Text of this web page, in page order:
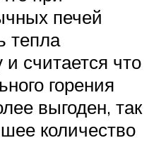
печей
тепла
считается что
горения
выгоден, так
количество